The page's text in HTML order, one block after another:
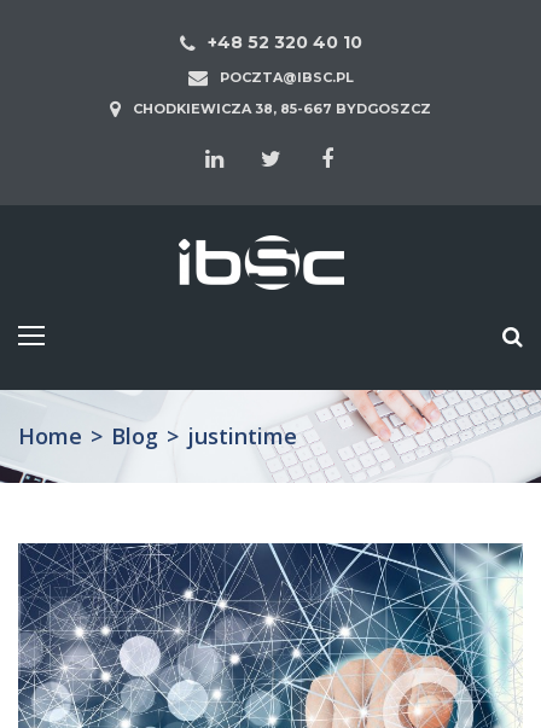
+48 52 320 40 10
POCZTA@IBSC.PL
CHODKIEWICZA 38, 85-667 BYDGOSZCZ
Home > Blog > justintime